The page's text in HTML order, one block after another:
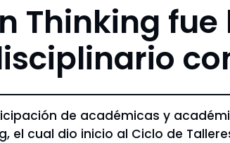
Thinking
de académicas y
el cual dio inicio al Ciclo de